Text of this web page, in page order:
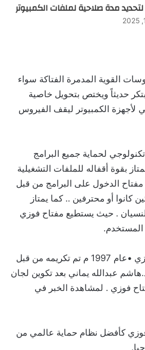
لتحديد مدة صلاحية لملفات الكمبيوتر
القوية المدمرة الفتاكة سواء
حديثاً ويختص بتحويل خاصية
الكمبيوتر ليقف الفيروس
لحماية جميع البرامج
بقوة أقفاله للملفات التشغيلية
الدخول على البرامج من قبل
أو محترفين .. كما يمتاز
. حيث يستطيع مفتاح فوزي
المستخدم.
الانجازات التى حققها مفتاح فوزي •عام 1997 م تم تكريمه من قبل
عبدالله يماني بعد تكوين لجان
فوزي . لمشاهدة الخبر في
فوزي كأفضل نظام حماية عالمي من